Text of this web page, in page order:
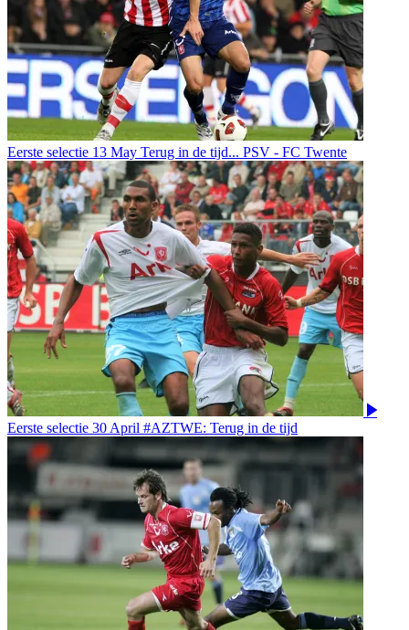
Eerste selectie 13 May Terug in de tijd... PSV - FC Twente
Eerste selectie 30 April #AZTWE: Terug in de tijd